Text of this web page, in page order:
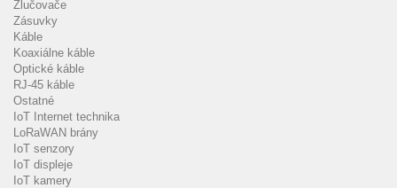
Zlučovače
Zásuvky
Káble
Koaxiálne káble
Optické káble
RJ-45 káble
Ostatné
IoT Internet technika
LoRaWAN brány
IoT senzory
IoT displeje
IoT kamery